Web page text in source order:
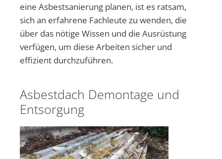
eine Asbestsanierung planen, ist es ratsam,
sich an erfahrene Fachleute zu wenden, die
über das nötige Wissen und die Ausrüstung
verfügen, um diese Arbeiten sicher und
effizient durchzuführen.
Asbestdach Demontage und
Entsorgung